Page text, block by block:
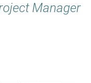
Manager